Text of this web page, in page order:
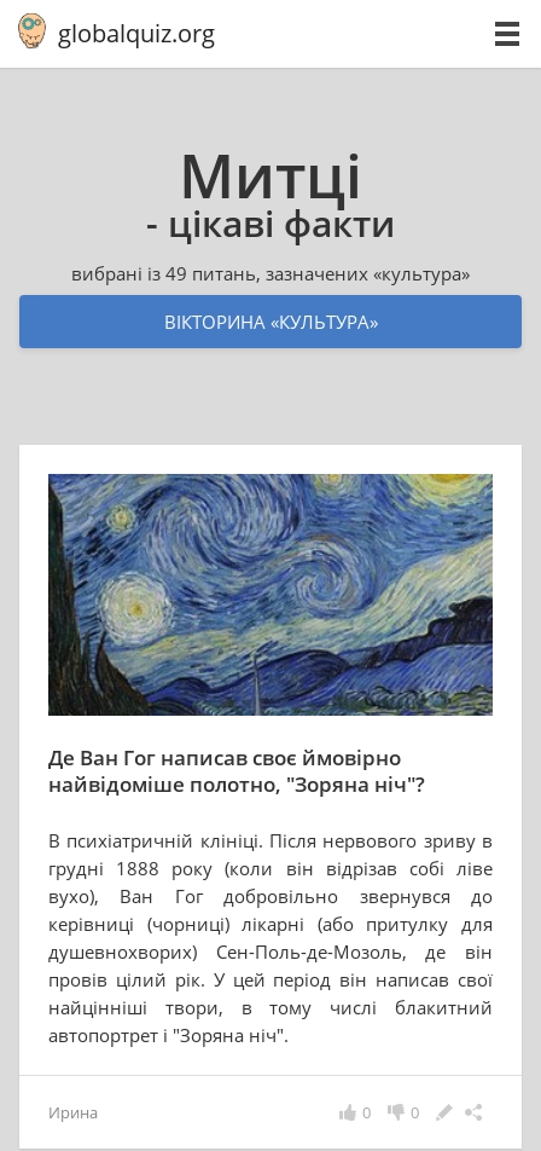
globalquiz.org
Митці
- цікаві факти
вибрані із 49 питань, зазначених «культура»
ВІКТОРИНА «КУЛЬТУРА»
Де Ван Гог написав своє ймовірно
найвідоміше полотно, "Зоряна ніч"?
В психіатричній клініці. Після нервового зриву в
грудні 1888 року (коли він відрізав собі ліве
вухо), Ван Гог добровільно звернувся до
керівниці (чорниці) лікарні (або притулку для
душевнохворих) Сен-Поль-де-Мозоль, де він
провів цілий рік. У цей період він написав свої
найцінніші твори, в тому числі блакитний
автопортрет і "Зоряна ніч".
Ирина 0
0